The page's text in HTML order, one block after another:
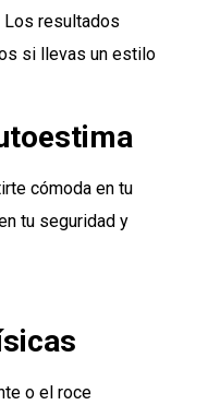
resultados
si llevas un estilo
cómoda en tu
tu seguridad y
o el roce